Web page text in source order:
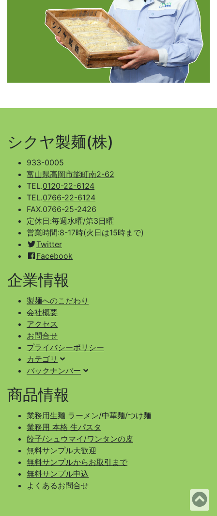
シクヤ製麺(株)
933-0005
富山県高岡市能町南2-62
TEL.0120-22-6124
TEL.0766-22-6124
FAX.0766-25-2426
定休日:毎週水曜/第3日曜
営業時間:8-17時(火日は15時まで)
Twitter
Facebook
企業情報
製麺へのこだわり
会社概要
アクセス
お問合せ
プライバシーポリシー
カテゴリ
バックナンバー
商品情報
業務用生麺 ラーメン/中華麺/つけ麺
業務用 本格 生パスタ
餃子/シュウマイ/ワンタンの皮
無料サンプル大歓迎
無料サンプルからお取引まで
無料サンプル申込
よくあるお問合せ